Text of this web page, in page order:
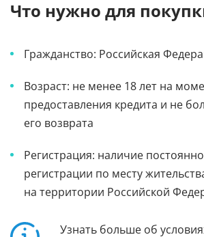
Что нужно для
Гражданство: Российская
Возраст: не менее 18 лет на
предоставления кредита и не
его возврата
Регистрация: наличие
регистрации по месту
на территории Российской
Узнать больше об